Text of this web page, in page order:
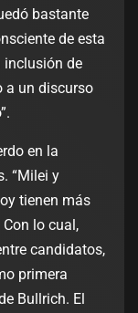
bastante
de esta
inclusión de
a un discurso
en la
“Milei y
tienen más
lo cual,
candidatos,
primera
Bullrich. El